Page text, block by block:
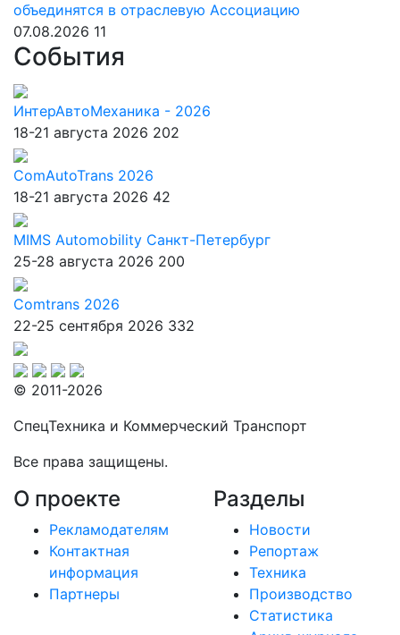
объединятся в отраслевую Ассоциацию
07.08.2026 11
События
ИнтерАвтоМеханика - 2026
18-21 августа 2026 202
ComAutoTrans 2026
18-21 августа 2026 42
MIMS Automobility Санкт-Петербург
25-28 августа 2026 200
Comtrans 2026
22-25 сентября 2026 332
© 2011-2026
СпецТехника и Коммерческий Транспорт
Все права защищены.
О проекте
Рекламодателям
Контактная
информация
Партнеры
Разделы
Новости
Репортаж
Техника
Производство
Статистика